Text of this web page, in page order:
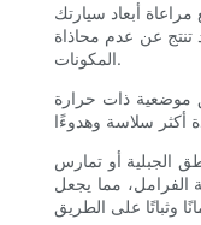
أبعاد سيارتك
تنتج عن عدم محاذاة
المكونات.
موضعية ذات حرارة
الجبلية أو تمارس
الفرامل، مما يجعل